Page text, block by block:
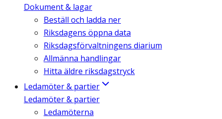
Dokument & lagar
Beställ och ladda ner
Riksdagens öppna data
Riksdagsförvaltningens diarium
Allmänna handlingar
Hitta äldre riksdagstryck
Ledamöter & partier
Ledamöter & partier
Ledamöterna